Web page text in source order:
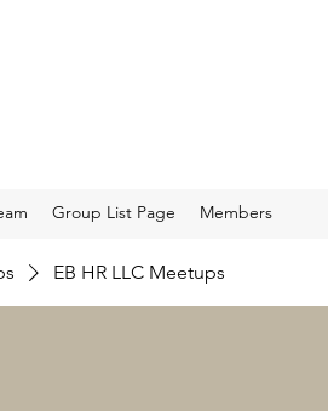
Group List Page Members
EB HR LLC Meetups